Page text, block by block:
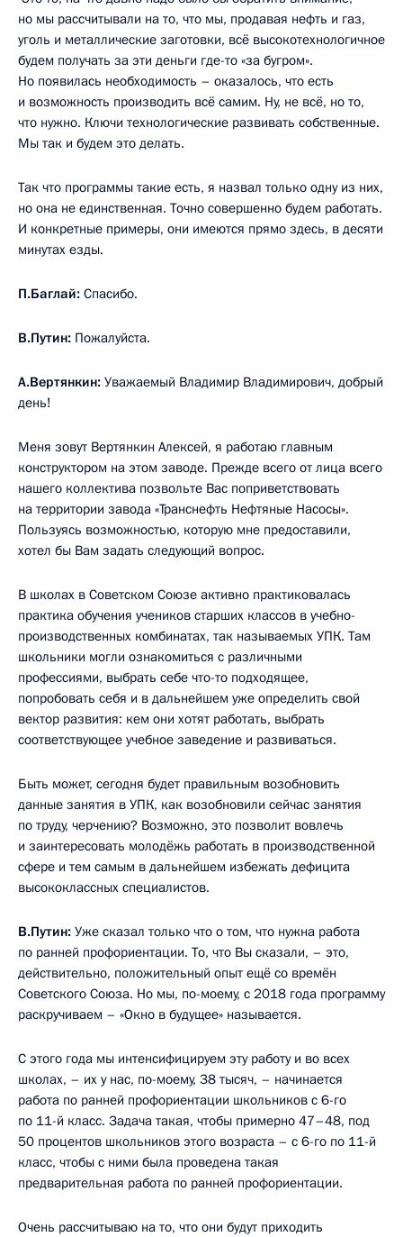
но мы рассчитывали на то, что мы, продавая нефть и газ,
уголь и металлические заготовки, всё высокотехнологичное
будем получать за эти деньги где-то «за бугром».
Но появилась необходимость – оказалось, что есть
и возможность производить всё самим. Ну, не всё, но то,
что нужно. Ключи технологические развивать собственные.
Мы так и будем это делать.
Так что программы такие есть, я назвал только одну из них,
но она не единственная. Точно совершенно будем работать.
И конкретные примеры, они имеются прямо здесь, в десяти
минутах езды.
П.Баглай: Спасибо.
В.Путин: Пожалуйста.
А.Вертянкин: Уважаемый Владимир Владимирович, добрый
день!
Меня зовут Вертянкин Алексей, я работаю главным
конструктором на этом заводе. Прежде всего от лица всего
нашего коллектива позвольте Вас поприветствовать
на территории завода «Транснефть Нефтяные Насосы».
Пользуясь возможностью, которую мне предоставили,
хотел бы Вам задать следующий вопрос.
В школах в Советском Союзе активно практиковалась
практика обучения учеников старших классов в учебно-
производственных комбинатах, так называемых УПК. Там
школьники могли ознакомиться с различными
профессиями, выбрать себе что-то подходящее,
попробовать себя и в дальнейшем уже определить свой
вектор развития: кем они хотят работать, выбрать
соответствующее учебное заведение и развиваться.
Быть может, сегодня будет правильным возобновить
данные занятия в УПК, как возобновили сейчас занятия
по труду, черчению? Возможно, это позволит вовлечь
и заинтересовать молодёжь работать в производственной
сфере и тем самым в дальнейшем избежать дефицита
высококлассных специалистов.
В.Путин: Уже сказал только что о том, что нужна работа
по ранней профориентации. То, что Вы сказали, – это,
действительно, положительный опыт ещё со времён
Советского Союза. Но мы, по-моему, с 2018 года программу
раскручиваем – «Окно в будущее» называется.
С этого года мы интенсифицируем эту работу и во всех
школах, – их у нас, по-моему, 38 тысяч, – начинается
работа по ранней профориентации школьников с 6-го
по 11-й класс. Задача такая, чтобы примерно 47–48, под
50 процентов школьников этого возраста – с 6-го по 11-й
класс, чтобы с ними была проведена такая
предварительная работа по ранней профориентации.
Очень рассчитываю на то, что они будут приходить